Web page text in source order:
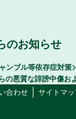
のお知らせ
ンブル等依存症対策
の悪質な誹謗中傷お
合わせ
サイトマ